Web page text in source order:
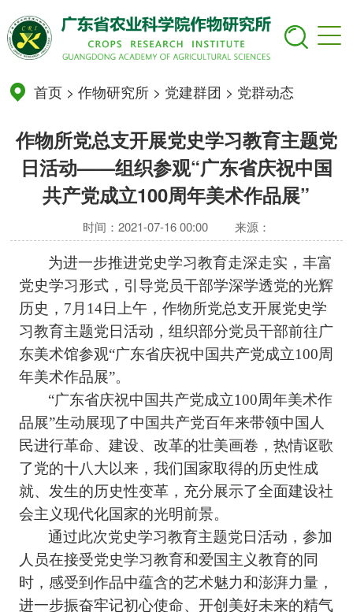
首页 >作物研究所 > 党建群团 > 党群动态
作物所党总支开展党史学习教育主题党
日活动——组织参观“广东省庆祝中国
共产党成立100周年美术作品展”
时间：2021-07-16 00:00 来源：
为进一步推进党史学习教育走深走实，丰富
党史学习形式，引导党员干部学深学透党的光辉
历史，7月14日上午，作物所党总支开展党史学
习教育主题党日活动，组织部分党员干部前往广
东美术馆参观“广东省庆祝中国共产党成立100周
年美术作品展”。
“广东省庆祝中国共产党成立100周年美术作
品展”生动展现了中国共产党百年来带领中国人
民进行革命、建设、改革的壮美画卷，热情讴歌
了党的十八大以来，我们国家取得的历史性成
就、发生的历史性变革，充分展示了全面建设社
会主义现代化国家的光明前景。
通过此次党史学习教育主题党日活动，参加
人员在接受党史学习教育和爱国主义教育的同
时，感受到作品中蕴含的艺术魅力和澎湃力量，
进一步振奋牢记初心使命、开创美好未来的精气